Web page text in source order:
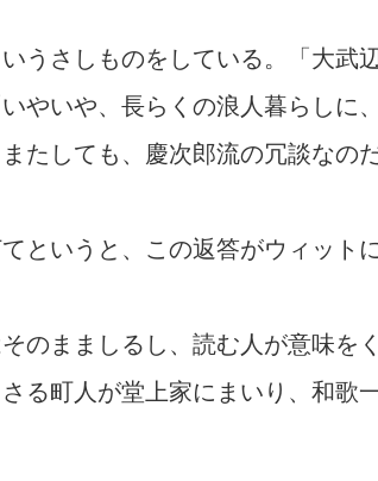
うさしものをしている。「大武
やいや、長らくの浪人暮らしに
たしても、慶次郎流の冗談なのだ
というと、この返答がウィット
のまましるし、読む人が意味を
る町人が堂上家にまいり、和歌